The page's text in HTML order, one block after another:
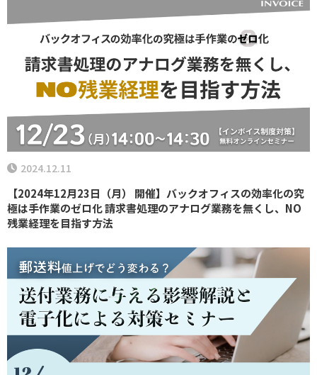
【2024年12月23日（月） 開催】バックオフィスの効率化の究
極は手作業のゼロ化 請求書処理のアナログ業務を無くし、NO
残業経理を目指す方法
2024.12.11